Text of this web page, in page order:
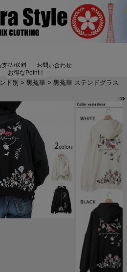
支払/送料
お問い合わせ
お得なPoint！
ド別 > 黒菟華 > 黒菟華 ステンドグラス